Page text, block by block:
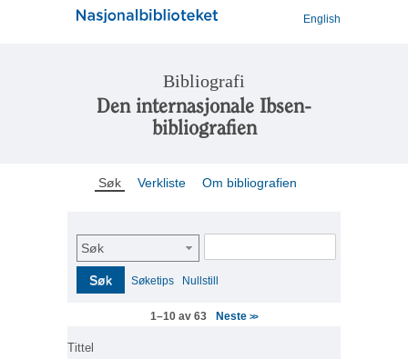
English
Bibliografi
Den internasjonale Ibsen-
bibliografien
Søk Verkliste Om bibliografien
Søk
Søk Søketips Nullstill
1–10 av 63 Neste>>
Tittel